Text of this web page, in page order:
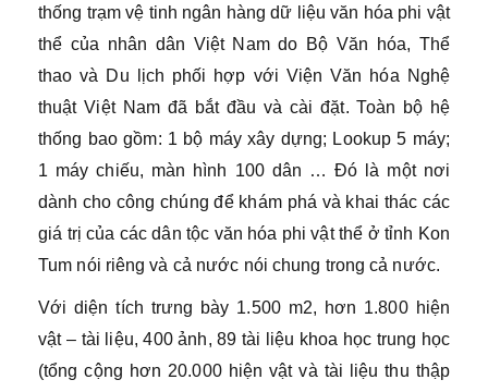
thống trạm vệ tinh ngân hàng dữ liệu văn hóa phi vật
thể của nhân dân Việt Nam do Bộ Văn hóa, Thể
thao và Du lịch phối hợp với Viện Văn hóa Nghệ
thuật Việt Nam đã bắt đầu và cài đặt. Toàn bộ hệ
thống bao gồm: 1 bộ máy xây dựng; Lookup 5 máy;
1 máy chiếu, màn hình 100 dân … Đó là một nơi
dành cho công chúng để khám phá và khai thác các
giá trị của các dân tộc văn hóa phi vật thể ở tỉnh Kon
Tum nói riêng và cả nước nói chung trong cả nước.
Với diện tích trưng bày 1.500 m2, hơn 1.800 hiện
vật – tài liệu, 400 ảnh, 89 tài liệu khoa học trung học
(tổng cộng hơn 20.000 hiện vật và tài liệu thu thập